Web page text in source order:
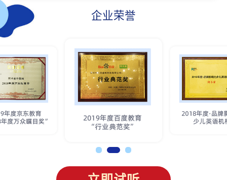
企业荣誉